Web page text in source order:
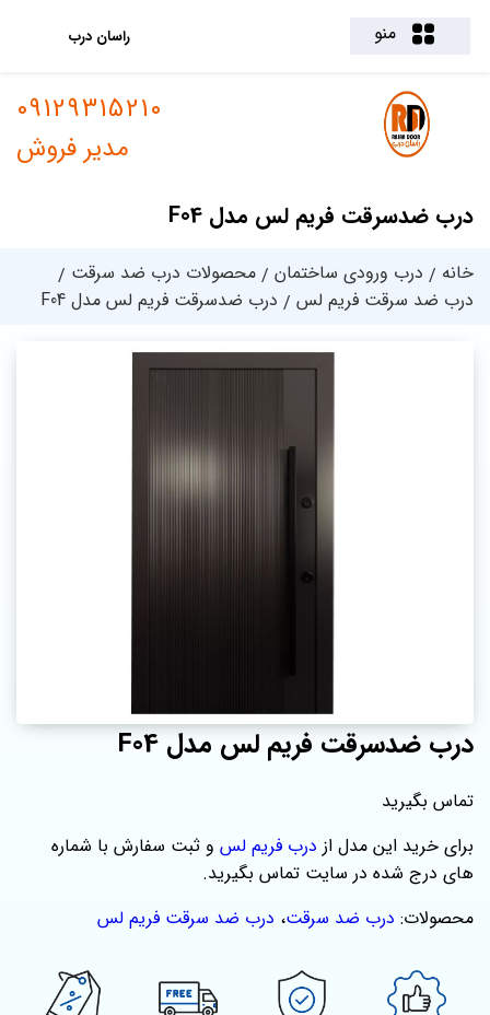
منو راسان درب
درب ضدسرقت فریم لس مدل F04
09129315210
مدیر فروش
خانه درب ورودی ساختمان
محصولات درب ضد سرقت
درب ضد سرقت فریم لس
درب ضدسرقت فریم لس مدل F04
درب ضدسرقت فریم لس مدل F04
تماس بگیرید
برای خرید این مدل از درب فریم لس و ثبت سفارش با شماره‌
های درج شده در سایت تماس بگیرید.
محصولات: درب ضد سرقت، درب ضد سرقت فریم لس